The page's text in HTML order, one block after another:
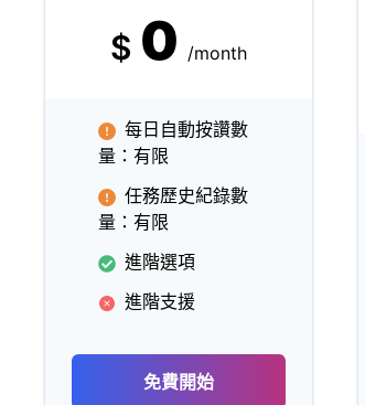
$ 0 /month
每日自動按讚數
量：有限
任務歷史紀錄數
量：有限
進階選項
進階支援
免費開始